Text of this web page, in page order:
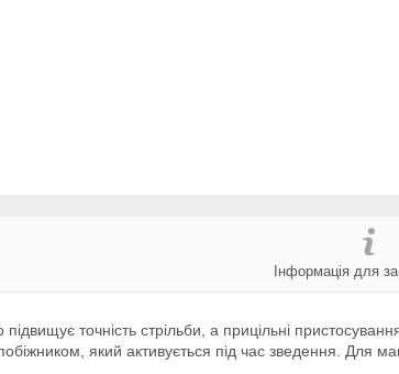
Інформація для
точність стрільби, а прицільні
який активується під час зведення. Для